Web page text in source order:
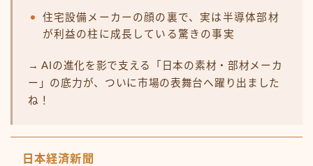
住宅設備メーカーの顔の裏で、実は半導体部材
が利益の柱に成長している驚きの事実
→ AIの進化を影で支える「日本の素材・部材メーカ
ー」の底力が、ついに市場の表舞台へ躍り出ました
ね！
日本経済新聞